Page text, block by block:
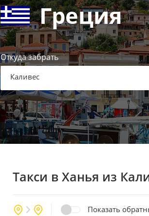
Греция
Откуда забрать
Каливес
Такси в Ханья из
Показать